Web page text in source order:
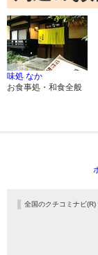
味処 なか
お食事処・和食全般
全国のクチコミナビ(R)